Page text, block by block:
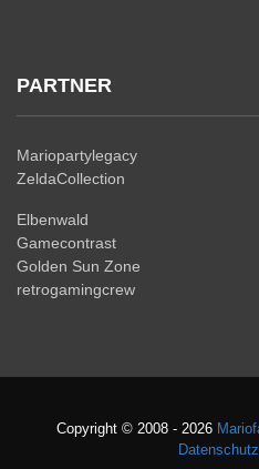
PARTNER
Mariopartylegacy
ZeldaCollection
Elbenwald
Gamecontrast
Golden Sun Zone
retrogamingcrew
Copyright © 2008 - 2026